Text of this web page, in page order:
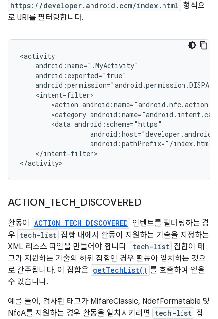
https://developer.android.com/index.html 형식으
로 URI를 필터링합니다.
<action
<category
<data
android:pathPrefix="/index.html"
</intent-filter>
</activity>
ACTION TECH DISCOVERED
활동이 ACTION_TECH_DISCOVERED 인텐트를 필터링하는 경
우 tech-list 집합 내에서 활동이 지원하는 기술을 지정하는
XML 리소스 파일을 만들어야 합니다. tech-list 집합이 태
그가 지원하는 기술의 하위 집합인 경우 활동이 일치하는 것으
로 간주됩니다. 이 집합은 getTechList() 를 호출하여 얻을
수 있습니다.
예를 들어, 검사된 태그가 MifareClassic, NdefFormatable 및
NfcA를 지원하는 경우 활동을 일치시키려면
tech-list 집